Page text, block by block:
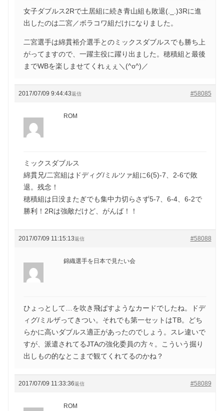
女子ダブルス2Rで土居組に続き青山組も敗退(._.)3Rに進
出したのは二宮／ボラコワ組だけになりました。
二宮選手は綿貫裕介選手とのミックスダブルスでも勝ち上
がってますので、一躍主役に躍り出ました。穂積組と最後
までWBを楽しませてくれぇぇ＼(^o^)／
2017/07/09 9:44:43 #58085
返信
ROM
ミックスダブルス
綿貫兄/二宮組はドディグ/ミルツァ組に6(5)-7、2-6で敗
退。残念！
穂積組は日没またぎでも集中力切らさず5-7、6-4、6-2で
勝利！2Rは強敵だけど、がんば！！
2017/07/09 11:15:13 #58088
返信
錦織選手を日本で見たい会
ひょっとして…を吹き飛ばすようなカードでしたね。ドデ
ィグ/ミルザってきつい。それでも第一セットはTB。どち
らかに高いダブルス適正があったのでしょう。スレ違いで
すが、派遣されてるJTAの強化委員の方々。こういう掘り
出しもの的なとこまで観てくれてるのかね？
2017/07/09 11:33:36 #58089
返信
ROM